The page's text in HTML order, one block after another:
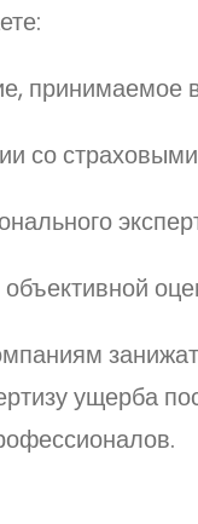
принимаемое
со
ущерба